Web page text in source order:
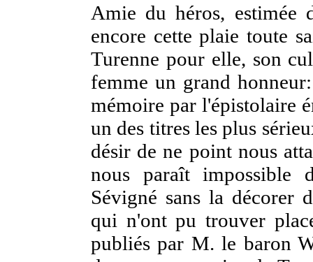
Amie du héros, estimée
encore cette plaie toute
Turenne pour elle, son
femme un grand
mémoire par l'épistolaire
un des titres les plus
désir de ne point nous
nous paraît impossible
Sévigné sans la décorer
qui n'ont pu trouver
publiés par M. le baron